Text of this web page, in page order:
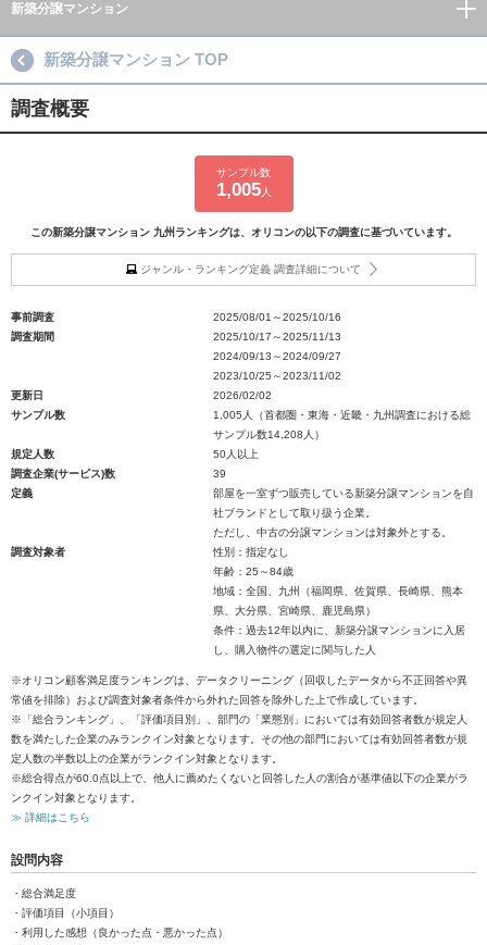
新築分譲マンション
新築分譲マンション TOP
調査概要
サンプル数
1,005人
この新築分譲マンション 九州ランキングは、オリコンの以下の調査に基づいています。
ジャンル・ランキング定義 調査詳細について
事前調査
2025/08/01～2025/10/16
調査期間
2025/10/17～2025/11/13
2024/09/13～2024/09/27
2023/10/25～2023/11/02
更新日
2026/02/02
サンプル数
1,005人（首都圏・東海・近畿・九州調査における総
サンプル数14,208人）
規定人数
50人以上
調査企業(サービス)数
39
定義
部屋を一室ずつ販売している新築分譲マンションを自
社ブランドとして取り扱う企業。
ただし、中古の分譲マンションは対象外とする。
調査対象者
性別：指定なし
年齢：25～84歳
地域：全国、九州（福岡県、佐賀県、長崎県、熊本
県、大分県、宮崎県、鹿児島県）
条件：過去12年以内に、新築分譲マンションに入居
し、購入物件の選定に関与した人
※オリコン顧客満足度ランキングは、データクリーニング（回収したデータから不正回答や異
常値を排除）および調査対象者条件から外れた回答を除外した上で作成しています。
※「総合ランキング」、「評価項目別」、部門の「業態別」においては有効回答者数が規定人
数を満たした企業のみランクイン対象となります。その他の部門においては有効回答者数が規
定人数の半数以上の企業がランクイン対象となります。
※総合得点が60.0点以上で、他人に薦めたくないと回答した人の割合が基準値以下の企業がラ
ンクイン対象となります。
≫ 詳細はこちら
設問内容
・総合満足度
・評価項目（小項目）
・利用した感想（良かった点・悪かった点）